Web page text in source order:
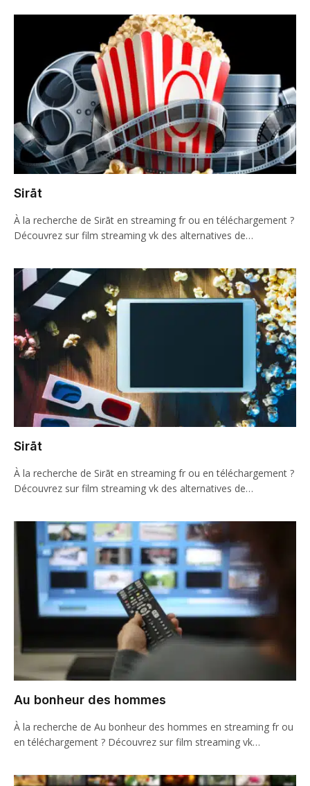
Sirāt
À la recherche de Sirāt en streaming fr ou en téléchargement ?
Découvrez sur film streaming vk des alternatives de…
Sirāt
À la recherche de Sirāt en streaming fr ou en téléchargement ?
Découvrez sur film streaming vk des alternatives de…
Au bonheur des hommes
À la recherche de Au bonheur des hommes en streaming fr ou
en téléchargement ? Découvrez sur film streaming vk…